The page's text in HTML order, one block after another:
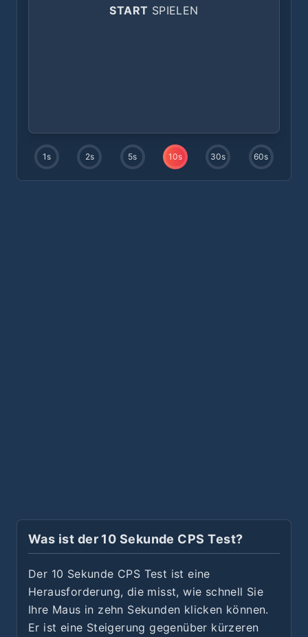
START SPIELEN
1s 2s 5s 10s 30s 60s
Was ist der 10 Sekunde CPS Test?
Der 10 Sekunde CPS Test ist eine
Herausforderung, die misst, wie schnell Sie
Ihre Maus in zehn Sekunden klicken können.
Er ist eine Steigerung gegenüber kürzeren